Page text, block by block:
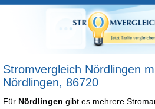
Stromvergleich Nördlingen
Nördlingen, 86720
Für Nördlingen gibt es mehrere